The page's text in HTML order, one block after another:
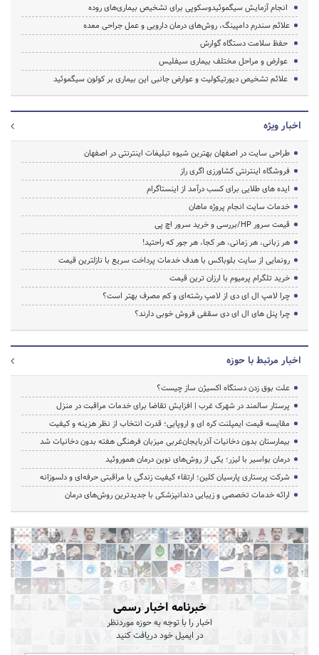
انجام آزمایش سیگموئیدوسکوپی برای تشخیص بیماری‌های روده
علائم سندرم دامپینگ، روش‌های درمان دارویی و عمل جراحی معده
حفظ سلامت دستگاه گوارش
عوارض و مراحل مختلف بیماری سیفلیس
علائم تشخیص دیورتیکولیت و عوارض جانبی این بیماری بر کولون سیگموئید
اخبار ویژه
طراحی سایت در اصفهان بهترین شیوه تبلیغات اینترنتی در اصفهان
فروشگاه اینترنتی کشاورزی اگری راز
ایده های طلایی برای کسب درآمد از اینستاگرام
خدمات سایت انجام پروژه ماهان
قیمت سرور HP/بررسی و خرید سرور اچ پی
هر زبانی، هر زمانی، هر کجا، هر جور که راحتید!
رونمایی از سایت بلوباکس با هدف خدمات پرداخت سریع با نازلترین قیمت
خرید تلگرام پرمیوم با ارزان ترین قیمت
چرا لامپ ال ای دی از لامپ رشته‌ای و کم مصرف بهتر است؟
چرا پنل های ال ای دی سقفی فروش خوبی دارند؟
اخبار مرتبط با حوزه
علت بوق زدن دستگاه اکسیژن ساز چیست؟
پرستار سالمند در شهرک غرب | افزایش تقاضا برای خدمات مراقبت در منزل
مقایسه قیمت ایمپلنت کره ای و اروپایی؛ قدرت انتخاب از نظر هزینه و کیفیت
بیمارستان بدون دخانیات آذربایجان‌غربی میزبان فرهنگی هفته بدون دخانیات شد
درمان بواسیر با لیزر؛ یکی از روش‌های نوین درمان هموروئید
شرکت پرستاری پارسیان کلین؛ ارتقاء کیفیت زندگی با مراقبتی حرفه‌ای و دلسوزانه
ارائه خدمات تخصصی و زیبایی دندانپزشکی با جدیدترین روش‌های درمان
خبرنامه اخبار رسمی
اخبار را با توجه به حوزه موردنظر
در ایمیل خود دریافت کنید